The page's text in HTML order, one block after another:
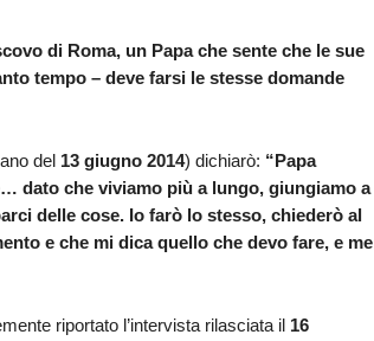
di Roma, un Papa che sente che le sue
tempo – deve farsi le stesse domande
del 13 giugno 2014) dichiarò: “Papa
dato che viviamo più a lungo, giungiamo a
delle cose. Io farò lo stesso, chiederò al
e che mi dica quello che devo fare, e me
riportato l’intervista rilasciata il 16